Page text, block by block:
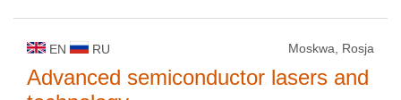
EN RU Moskwa, Rosja
Advanced semiconductor lasers and